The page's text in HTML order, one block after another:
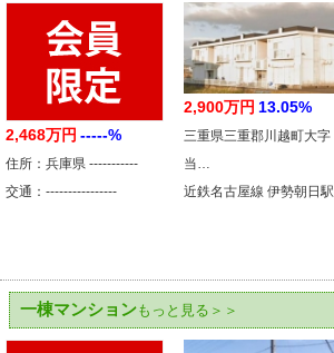
2,468万円 -----%
住所：兵庫県 -----------
交通：----------------
2,900万円 13.05%
三重県三重郡川越町大字
当…
近鉄名古屋線 伊勢朝日駅
一棟マンションもっと見る＞＞